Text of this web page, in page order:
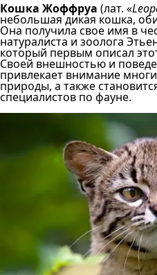
Кошка Жоффруа (лат. «
небольшая дикая кошка,
Она получила свое имя в
натуралиста и зоолога
который первым описал
Своей внешностью и
привлекает внимание
природы, а также
специалистов по фауне.